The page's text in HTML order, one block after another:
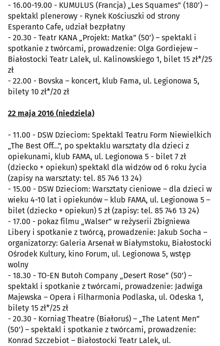
- 16.00-19.00 - KUMULUS (Francja) „Les Squames” (180’) –
spektakl plenerowy - Rynek Kościuszki od strony
Esperanto Cafe, udział bezpłatny
- 20.30 - Teatr KANA „Projekt: Matka” (50’) – spektakl i
spotkanie z twórcami, prowadzenie: Olga Gordiejew –
Białostocki Teatr Lalek, ul. Kalinowskiego 1, bilet 15 zł*/25
zł
- 22.00 - Bovska – koncert, klub Fama, ul. Legionowa 5,
bilety 10 zł*/20 zł
22 maja 2016 (niedziela)
- 11.00 - DSW Dzieciom: Spektakl Teatru Form Niewielkich
„The Best Off...”, po spektaklu warsztaty dla dzieci z
opiekunami, klub FAMA, ul. Legionowa 5 - bilet 7 zł
(dziecko + opiekun) spektakl dla widzów od 6 roku życia
(zapisy na warsztaty: tel. 85 746 13 24)
- 15.00 - DSW Dzieciom: Warsztaty cieniowe – dla dzieci w
wieku 4-10 lat i opiekunów – klub FAMA, ul. Legionowa 5 –
bilet (dziecko + opiekun) 5 zł (zapisy: tel. 85 746 13 24)
- 17.00 - pokaz filmu „Walser” w reżyserii Zbigniewa
Libery i spotkanie z twórcą, prowadzenie: Jakub Socha –
organizatorzy: Galeria Arsenał w Białymstoku, Białostocki
Ośrodek Kultury, kino Forum, ul. Legionowa 5, wstęp
wolny
- 18.30 - TO-EN Butoh Company „Desert Rose” (50’) –
spektakl i spotkanie z twórcami, prowadzenie: Jadwiga
Majewska – Opera i Filharmonia Podlaska, ul. Odeska 1,
bilety 15 zł*/25 zł
- 20.30 - Korniag Theatre (Białoruś) – „The Latent Men”
(50’) – spektakl i spotkanie z twórcami, prowadzenie:
Konrad Szczebiot – Białostocki Teatr Lalek, ul.